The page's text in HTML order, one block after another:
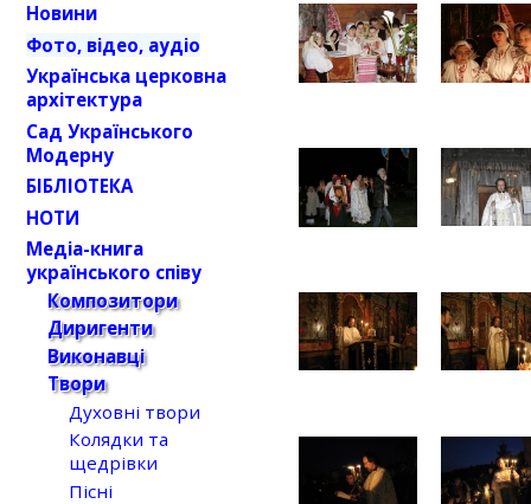
Новини
Фото, відео, аудіо
Українська церковна
архітектура
Сад Українського
Модерну
БІБЛІОТЕКА
НОТИ
Медіа-книга
українського співу
Композитори
Диригенти
Виконавці
Твори
Духовні твори
Колядки та
щедрівки
Пісні